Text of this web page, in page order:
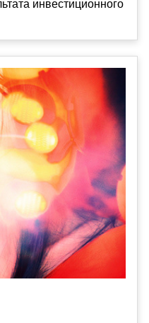
инвестиционного